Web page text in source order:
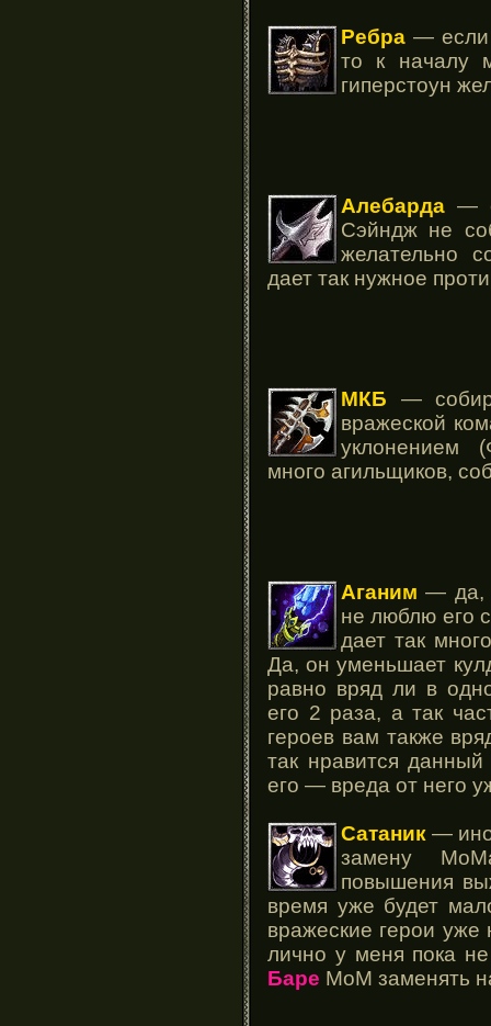
Ребра — если
то к началу
гиперстоун
Алебарда —
Сэйндж не
желательно
дает так нужное
МКБ —
вражеской
уклонением
много агильщиков,
Аганим — да,
не люблю его
дает так
Да, он уменьшает
равно вряд ли в
его 2 раза, а так
героев вам также
так нравится
его — вреда от него
Сатаник —
замену
повышения
время уже будет
вражеские герои уже
лично у меня пока
Баре МоМ заменять